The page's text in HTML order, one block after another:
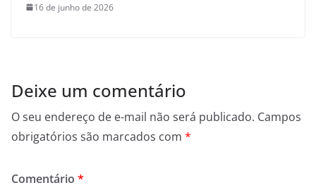
16 de junho de 2026
Deixe um comentário
O seu endereço de e-mail não será publicado. Campos
obrigatórios são marcados com *
Comentário *